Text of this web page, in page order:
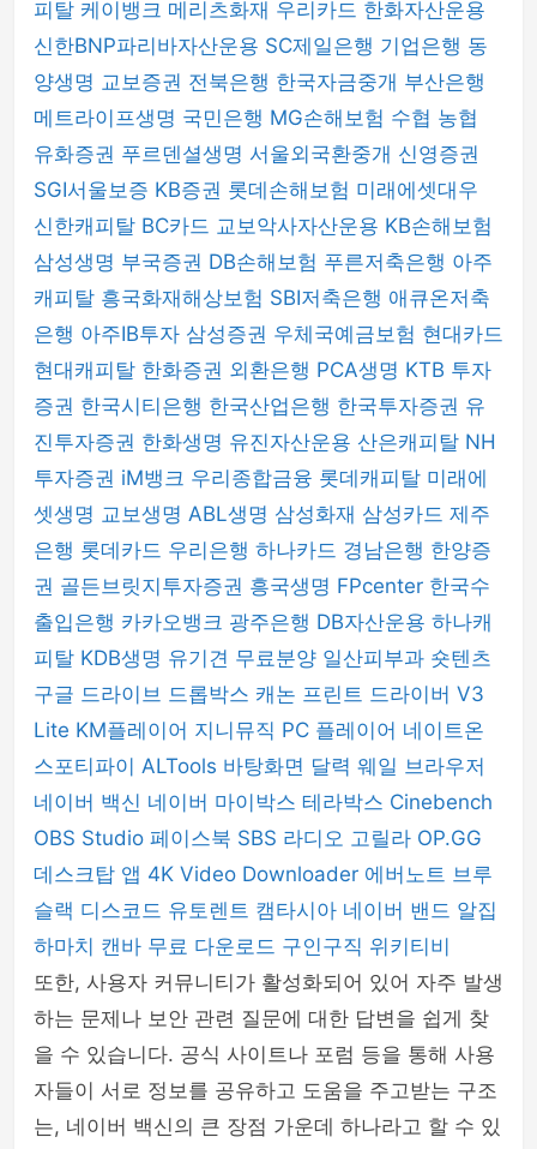
피탈 케이뱅크 메리츠화재 우리카드 한화자산운용
신한BNP파리바자산운용 SC제일은행 기업은행 동
양생명 교보증권 전북은행 한국자금중개 부산은행
메트라이프생명 국민은행 MG손해보험 수협 농협
유화증권 푸르덴셜생명 서울외국환중개 신영증권
SGI서울보증 KB증권 롯데손해보험 미래에셋대우
신한캐피탈 BC카드 교보악사자산운용 KB손해보험
삼성생명 부국증권 DB손해보험 푸른저축은행 아주
캐피탈 흥국화재해상보험 SBI저축은행 애큐온저축
은행 아주IB투자 삼성증권 우체국예금보험 현대카드
현대캐피탈 한화증권 외환은행 PCA생명 KTB 투자
증권 한국시티은행 한국산업은행 한국투자증권 유
진투자증권 한화생명 유진자산운용 산은캐피탈 NH
투자증권 iM뱅크 우리종합금융 롯데캐피탈 미래에
셋생명 교보생명 ABL생명 삼성화재 삼성카드 제주
은행 롯데카드 우리은행 하나카드 경남은행 한양증
권 골든브릿지투자증권 흥국생명 FPcenter 한국수
출입은행 카카오뱅크 광주은행 DB자산운용 하나캐
피탈 KDB생명 유기견 무료분양 일산피부과 숏텐츠
구글 드라이브 드롭박스 캐논 프린트 드라이버 V3
Lite KM플레이어 지니뮤직 PC 플레이어 네이트온
스포티파이 ALTools 바탕화면 달력 웨일 브라우저
네이버 백신 네이버 마이박스 테라박스 Cinebench
OBS Studio 페이스북 SBS 라디오 고릴라 OP.GG
데스크탑 앱 4K Video Downloader 에버노트 브루
슬랙 디스코드 유토렌트 캠타시아 네이버 밴드 알집
하마치 캔바 무료 다운로드 구인구직 위키티비
또한, 사용자 커뮤니티가 활성화되어 있어 자주 발생
하는 문제나 보안 관련 질문에 대한 답변을 쉽게 찾
을 수 있습니다. 공식 사이트나 포럼 등을 통해 사용
자들이 서로 정보를 공유하고 도움을 주고받는 구조
는, 네이버 백신의 큰 장점 가운데 하나라고 할 수 있